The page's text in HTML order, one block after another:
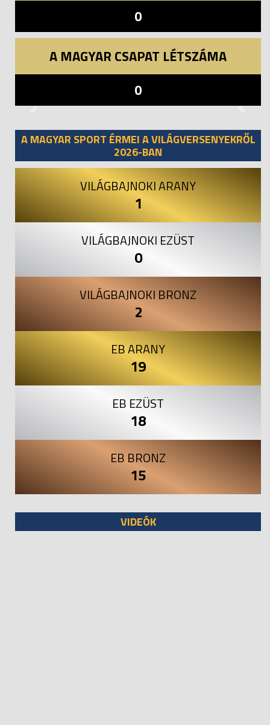
0
A MAGYAR CSAPAT LÉTSZÁMA
0
A MAGYAR SPORT ÉRMEI A VILÁGVERSENYEKRŐL
2026-BAN
VILÁGBAJNOKI ARANY
1
VILÁGBAJNOKI EZÜST
0
VILÁGBAJNOKI BRONZ
2
EB ARANY
19
EB EZÜST
18
EB BRONZ
15
VIDEÓK